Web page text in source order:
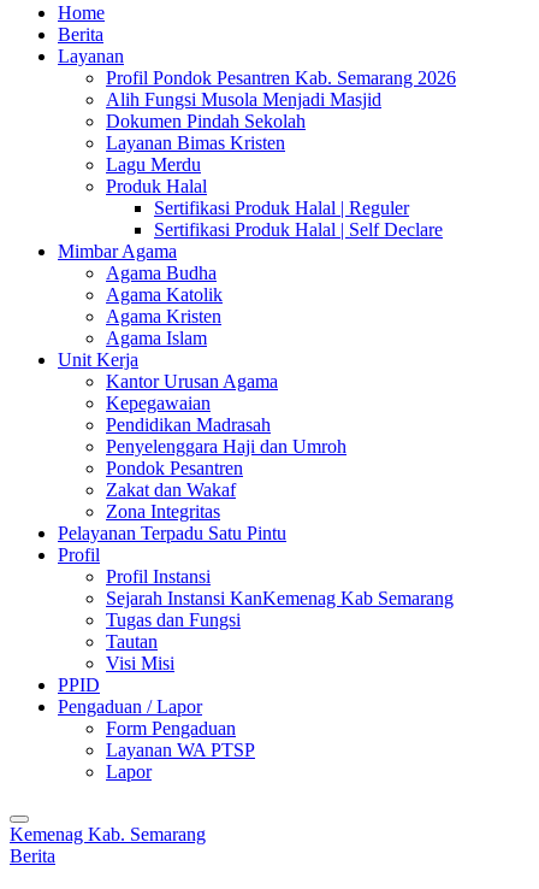
Home
Berita
Layanan
Profil Pondok Pesantren Kab. Semarang 2026
Alih Fungsi Musola Menjadi Masjid
Dokumen Pindah Sekolah
Layanan Bimas Kristen
Lagu Merdu
Produk Halal
Sertifikasi Produk Halal | Reguler
Sertifikasi Produk Halal | Self Declare
Mimbar Agama
Agama Budha
Agama Katolik
Agama Kristen
Agama Islam
Unit Kerja
Kantor Urusan Agama
Kepegawaian
Pendidikan Madrasah
Penyelenggara Haji dan Umroh
Pondok Pesantren
Zakat dan Wakaf
Zona Integritas
Pelayanan Terpadu Satu Pintu
Profil
Profil Instansi
Sejarah Instansi KanKemenag Kab Semarang
Tugas dan Fungsi
Tautan
Visi Misi
PPID
Pengaduan / Lapor
Form Pengaduan
Layanan WA PTSP
Lapor
Kemenag Kab. Semarang
Berita